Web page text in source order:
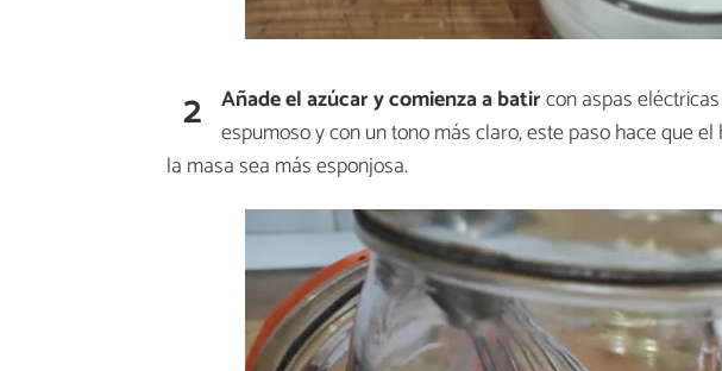
2 Añade el azúcar y comienza a batircon aspas
espumoso y con un tono más claro, este paso hace que
la masa sea más esponjosa.